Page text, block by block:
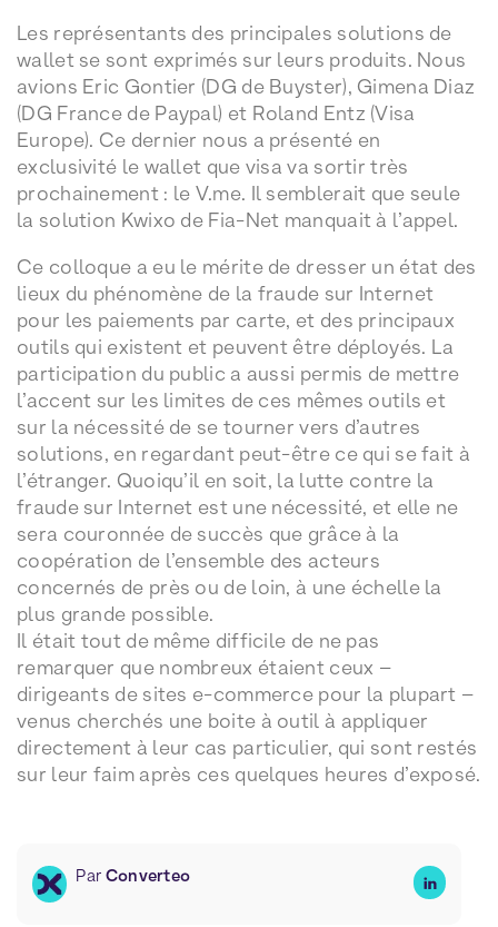
Les représentants des principales solutions de
wallet se sont exprimés sur leurs produits. Nous
avions Eric Gontier (DG de Buyster), Gimena Diaz
(DG France de Paypal) et Roland Entz (Visa
Europe). Ce dernier nous a présenté en
exclusivité le wallet que visa va sortir très
prochainement : le V.me. Il semblerait que seule
la solution Kwixo de Fia-Net manquait à l’appel.
Ce colloque a eu le mérite de dresser un état des
lieux du phénomène de la fraude sur Internet
pour les paiements par carte, et des principaux
outils qui existent et peuvent être déployés. La
participation du public a aussi permis de mettre
l’accent sur les limites de ces mêmes outils et
sur la nécessité de se tourner vers d’autres
solutions, en regardant peut-être ce qui se fait à
l’étranger. Quoiqu’il en soit, la lutte contre la
fraude sur Internet est une nécessité, et elle ne
sera couronnée de succès que grâce à la
coopération de l’ensemble des acteurs
concernés de près ou de loin, à une échelle la
plus grande possible.
Il était tout de même difficile de ne pas
remarquer que nombreux étaient ceux –
dirigeants de sites e-commerce pour la plupart –
venus cherchés une boite à outil à appliquer
directement à leur cas particulier, qui sont restés
sur leur faim après ces quelques heures d’exposé.
Par Converteo